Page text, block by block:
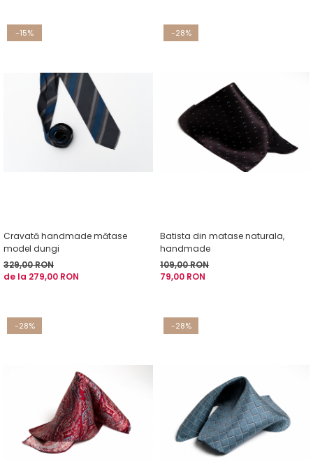
-15%
Cravată handmade mătase
model dungi
329,00 RON
de la 279,00 RON
-28%
Batista din matase naturala,
handmade
109,00 RON
79,00 RON
-28% -28%